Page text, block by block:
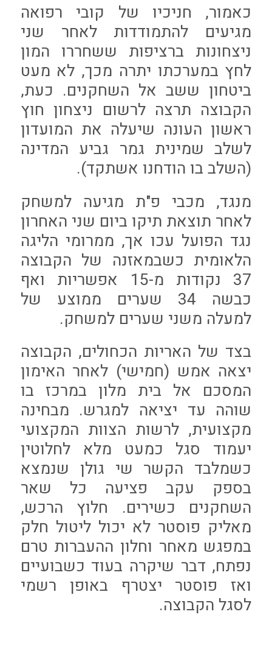
כאמור, חניכיו של קובי רפואה
מגיעים להתמודדות לאחר שני
ניצחונות ברציפות ששחררו המון
לחץ במערכתו יתרה מכך, לא מעט
ביטחון ששב אל השחקנים. כעת,
הקבוצה תרצה לרשום ניצחון חוץ
ראשון העונה שיעלה את המועדון
לשלב שמינית גמר גביע המדינה
(השלב בו הודחנו אשתקד).
מנגד, מכבי פ"ת מגיעה למשחק
לאחר תוצאת תיקו ביום שני האחרון
נגד הפועל עכו אך, ממרומי הליגה
הלאומית כשבמאזנה של הקבוצה
37 נקודות מ-15 אפשריות ואף
כבשה 34 שערים ממוצע של
למעלה משני שערים למשחק.
בצד של האריות הכחולים, הקבוצה
יצאה אמש (חמישי) לאחר האימון
המסכם אל בית מלון במרכז בו
שוהה עד יציאה למגרש. מבחינה
מקצועית, לרשות הצוות המקצועי
יעמוד סגל כמעט מלא לחלוטין
כשמלבד הקשר שי גולן שנמצא
בספק עקב פציעה כל שאר
השחקנים כשירים. חלוץ הרכש,
מאליק פוסטר לא יכול ליטול חלק
במפגש מאחר וחלון ההעברות טרם
נפתח, דבר שיקרה בעוד כשבועיים
ואז פוסטר יצטרף באופן רשמי
לסגל הקבוצה.